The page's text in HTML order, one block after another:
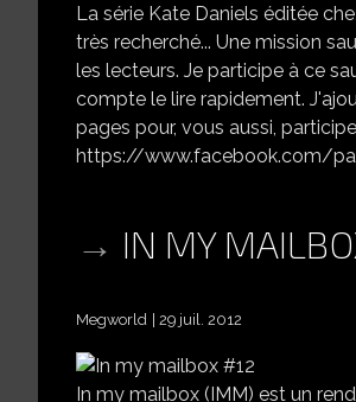
La série Kate Daniels éditée
très recherché... Une mission
les lecteurs. Je participe à ce
compte le lire rapidement.
pages pour, vous aussi,
https://www.facebook.com/
IN MY
Megworld 29 juil. 2012
In my mailbox (IMM) est un